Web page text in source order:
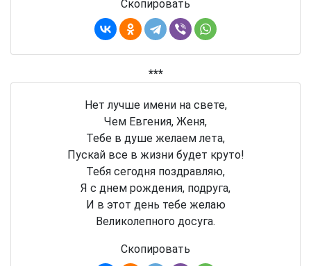
Скопировать
***
Нет лучше имени на свете,
Чем Евгения, Женя,
Тебе в душе желаем лета,
Пускай все в жизни будет круто!
Тебя сегодня поздравляю,
Я с днем рождения, подруга,
И в этот день тебе желаю
Великолепного досуга.
Скопировать